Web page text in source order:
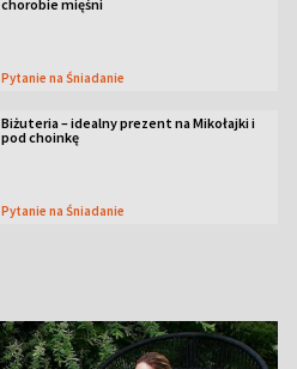
chorobie mięśni
Pytanie na Śniadanie
Biżuteria – idealny prezent na Mikołajki i
pod choinkę
Pytanie na Śniadanie